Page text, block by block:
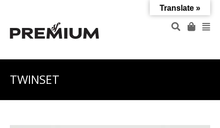
TWINSET
Translate »